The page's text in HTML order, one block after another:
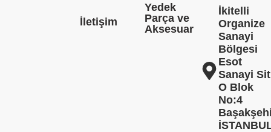
İletişim
Yedek
Parça ve
Aksesuar
İkitelli
Organize
Sanayi
Bölgesi
Esot
Sanayi
O Blok
No:4